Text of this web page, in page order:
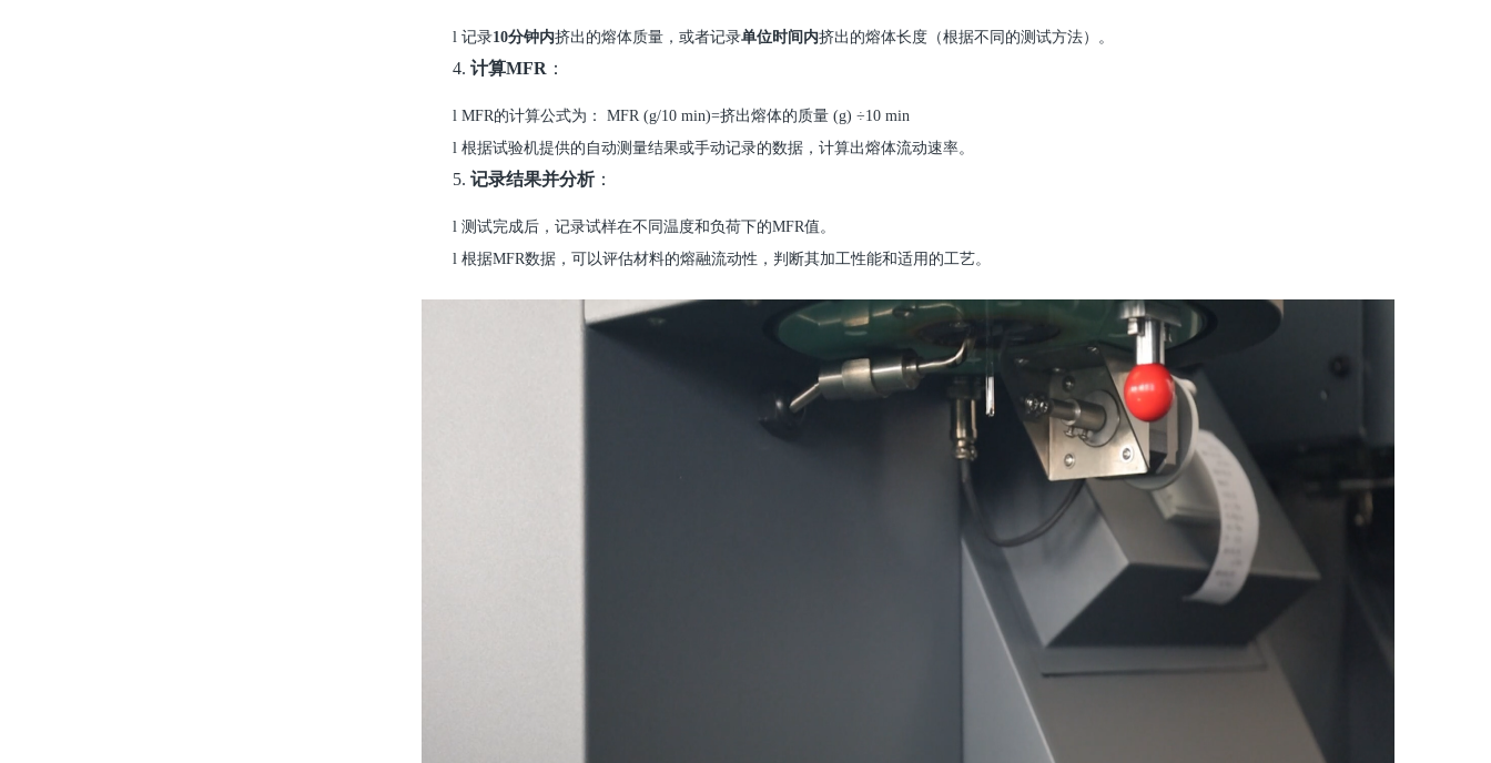
l 记录10分钟内挤出的熔体质量，或者记录单位时间内挤出的熔体长度（根据不同的测试方法）。
4. 计算MFR：
l MFR的计算公式为： MFR (g/10 min)=挤出熔体的质量 (g) ÷10 min
l 根据试验机提供的自动测量结果或手动记录的数据，计算出熔体流动速率。
5. 记录结果并分析：
l 测试完成后，记录试样在不同温度和负荷下的MFR值。
l 根据MFR数据，可以评估材料的熔融流动性，判断其加工性能和适用的工艺。